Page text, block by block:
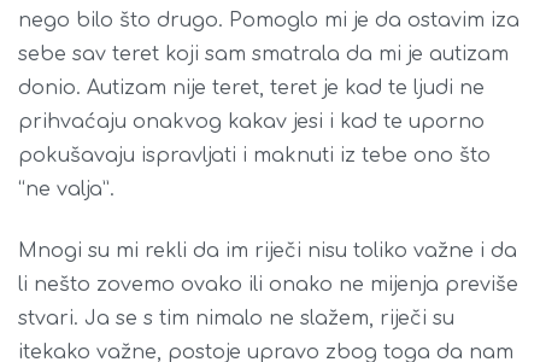
nego bilo što drugo. Pomoglo mi je da ostavim iza
sebe sav teret koji sam smatrala da mi je autizam
donio. Autizam nije teret, teret je kad te ljudi ne
prihvaćaju onakvog kakav jesi i kad te uporno
pokušavaju ispravljati i maknuti iz tebe ono što
“ne valja”.
Mnogi su mi rekli da im riječi nisu toliko važne i da
li nešto zovemo ovako ili onako ne mijenja previše
stvari. Ja se s tim nimalo ne slažem, riječi su
itekako važne, postoje upravo zbog toga da nam